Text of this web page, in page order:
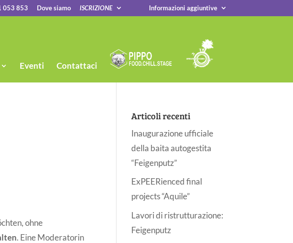
053 853 Dove siamo ISCRIZIONE Informazioni aggiuntive
Eventi Contattaci
ohne
. Eine Moderatorin
Articoli recenti
Inaugurazione ufficiale
della baita autogestita
“Feigenputz”
ExPEERienced final
projects “Aquile”
Lavori di ristrutturazione:
Feigenputz